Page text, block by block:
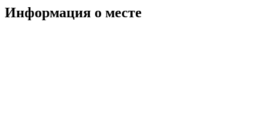
Информация о месте